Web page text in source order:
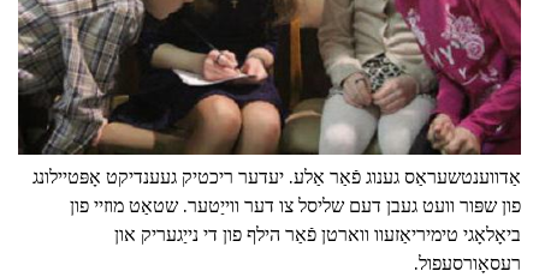
אַדווענטשעראַס גענוג פֿאַר אַלע. יעדער ריכטיק געענדיקט אָפּטיילונג
פון שפּור וועט געבן דעם שליסל צו דער ווייַטער. שטאַט מוזיי פון
ביאָלאָגי טימיריאַזעוו ווארטן פֿאַר הילף פון די נייַגעריק און
רעסאָורסעפול.